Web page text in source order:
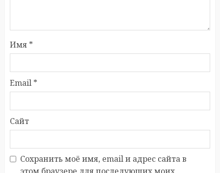
Имя *
Email *
Сайт
Сохранить моё имя, email и адрес сайта в